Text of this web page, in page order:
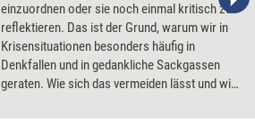
einzuordnen oder sie noch einmal kritisch zu
reflektieren. Das ist der Grund, warum wir in
Krisensituationen besonders häufig in
Denkfallen und in gedankliche Sackgassen
geraten. Wie sich das vermeiden lässt und wie
werden kann.